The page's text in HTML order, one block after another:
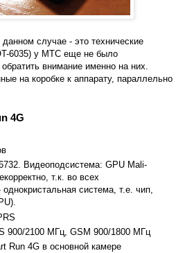
случае - это технические
6035) у МТС еще не было
внимание именно на них.
на коробке к аппарату, параллельно
4G
Видеоподсистема: GPU Mali-
т.к. во всех
система, т.е. чип,
900/2100 МГц, GSM 900/1800 МГц
Run 4G в основной камере